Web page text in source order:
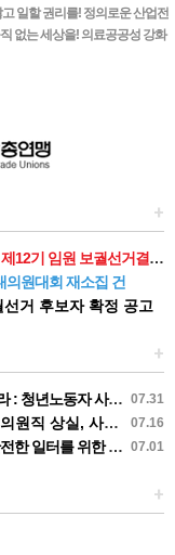
일할 권리를! 정의로운 산업전
없는 세상을! 의료공공성 강화
+
[민주노총 강릉지역지부]민주노총 강릉지역지부 제12기 임원 보궐선거결과 공고
원대회 재소집 건
거 후보자 확정 공고
+
07.31
명과 재발방지 대책 마련하라
07.16
실, 사필귀정이다
07.01
부 폭염감시단 선포 기자회견
+